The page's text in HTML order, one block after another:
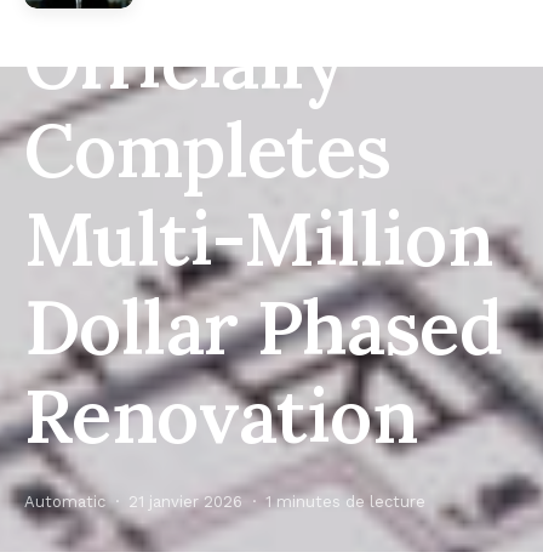
Officially
Completes
Multi-Million
Dollar Phased
Renovation
Automatic 21 janvier 2026 1 minutes de lecture